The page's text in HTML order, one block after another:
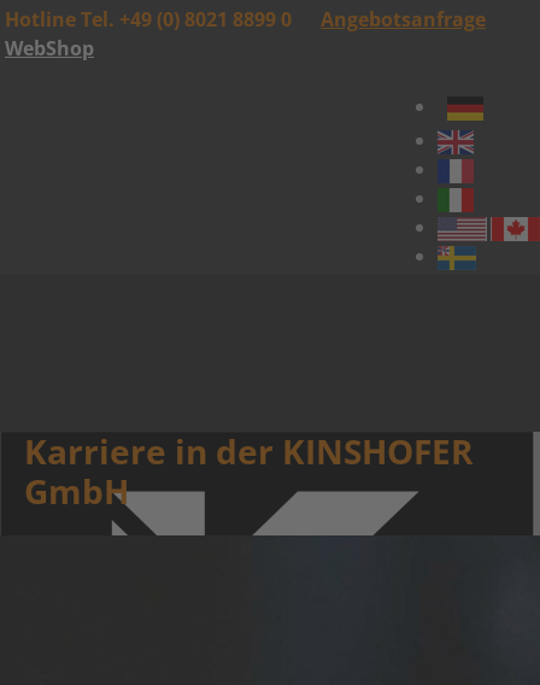
Hotline Tel. +49 (0) 8021 8899 0
Angebotsanfrage
WebShop
Karriere in der KINSHOFER
GmbH